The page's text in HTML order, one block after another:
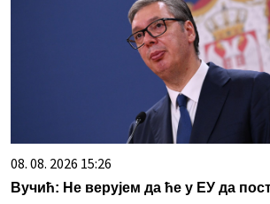
08. 08. 2026 15:26
Вучић: Не верујем да ће у ЕУ да